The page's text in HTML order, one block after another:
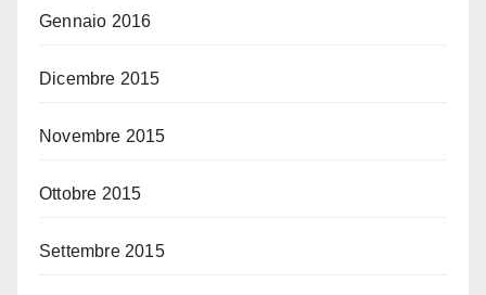
Gennaio 2016
Dicembre 2015
Novembre 2015
Ottobre 2015
Settembre 2015